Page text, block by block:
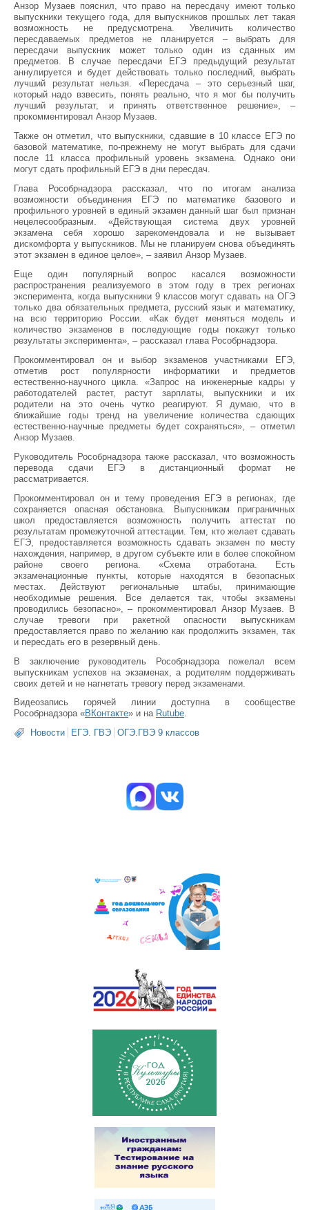
Анзор Музаев пояснил, что право на пересдачу имеют только
выпускники текущего года, для выпускников прошлых лет такая
возможность не предусмотрена. Увеличить количество
пересдаваемых предметов не планируется – выбрать для
пересдачи выпускник может только один из сданных им
предметов. В случае пересдачи ЕГЭ предыдущий результат
аннулируется и будет действовать только последний, выбрать
лучший результат нельзя. «Пересдача – это серьезный шаг,
который надо взвесить, понять реально, что я мог бы получить
лучший результат, и принять ответственное решение», –
прокомментировал Анзор Музаев.
Также он отметил, что выпускники, сдавшие в 10 классе ЕГЭ по
базовой математике, по-прежнему не могут выбрать для сдачи
после 11 класса профильный уровень экзамена. Однако они
могут сдать профильный ЕГЭ в дни пересдач.
Глава Рособрнадзора рассказал, что по итогам анализа
возможности объединения ЕГЭ по математике базового и
профильного уровней в единый экзамен данный шаг был признан
нецелесообразным. «Действующая система двух уровней
экзамена себя хорошо зарекомендовала и не вызывает
дискомфорта у выпускников. Мы не планируем снова объединять
этот экзамен в единое целое», – заявил Анзор Музаев.
Еще один популярный вопрос касался возможности
распространения реализуемого в этом году в трех регионах
эксперимента, когда выпускники 9 классов могут сдавать на ОГЭ
только два обязательных предмета, русский язык и математику,
на всю территорию России. «Как будет меняться модель и
количество экзаменов в последующие годы покажут только
результаты эксперимента», – рассказал глава Рособрнадзора.
Прокомментировал он и выбор экзаменов участниками ЕГЭ,
отметив рост популярности информатики и предметов
естественно-научного цикла. «Запрос на инженерные кадры у
работодателей растет, растут зарплаты, выпускники и их
родители на это очень чутко реагируют. Я думаю, что в
ближайшие годы тренд на увеличение количества сдающих
естественно-научные предметы будет сохраняться», – отметил
Анзор Музаев.
Руководитель Рособрнадзора также рассказал, что возможность
перевода сдачи ЕГЭ в дистанционный формат не
рассматривается.
Прокомментировал он и тему проведения ЕГЭ в регионах, где
сохраняется опасная обстановка. Выпускникам приграничных
школ предоставляется возможность получить аттестат по
результатам промежуточной аттестации. Тем, кто желает сдавать
ЕГЭ, предоставляется возможность сдавать экзамен по месту
нахождения, например, в другом субъекте или в более спокойном
районе своего региона. «Схема отработана. Есть
экзаменационные пункты, которые находятся в безопасных
местах. Действуют региональные штабы, принимающие
необходимые решения. Все делается так, чтобы экзамены
проводились безопасно», – прокомментировал Анзор Музаев. В
случае тревоги при ракетной опасности выпускникам
предоставляется право по желанию как продолжить экзамен, так
и пересдать его в резервный день.
В заключение руководитель Рособрнадзора пожелал всем
выпускникам успехов на экзаменах, а родителям поддерживать
своих детей и не нагнетать тревогу перед экзаменами.
Видеозапись горячей линии доступна в сообществе
Рособрнадзора «ВКонтакте» и на Rutube.
Новости
ЕГЭ. ГВЭ ОГЭ.ГВЭ 9 классов